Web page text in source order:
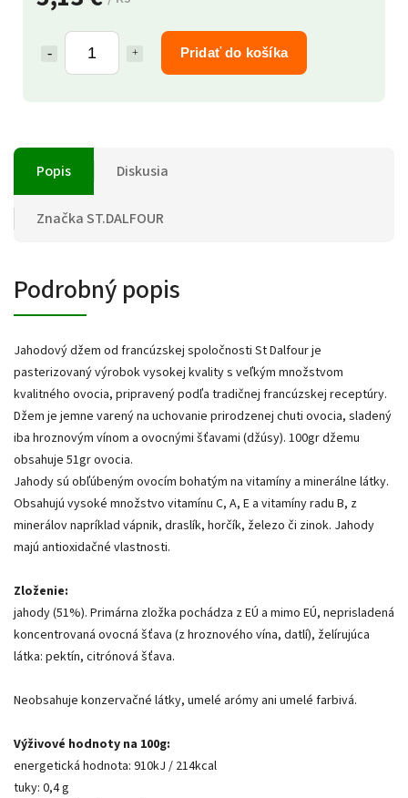
Pridať do košíka
Popis Diskusia
ZnačkaST.DALFOUR
Podrobný popis
Jahodový džem od francúzskej spoločnosti St Dalfour je
pasterizovaný výrobok vysokej kvality s veľkým množstvom
kvalitného ovocia, pripravený podľa tradičnej francúzskej receptúry.
Džem je jemne varený na uchovanie prirodzenej chuti ovocia, sladený
iba hroznovým vínom a ovocnými šťavami (džúsy). 100gr džemu
obsahuje 51gr ovocia.
Jahody sú obľúbeným ovocím bohatým na vitamíny a minerálne látky.
Obsahujú vysoké množstvo vitamínu C, A, E a vitamíny radu B, z
minerálov napríklad vápnik, draslík, horčík, železo či zinok. Jahody
majú antioxidačné vlastnosti.
Zloženie:
jahody (51%). Primárna zložka pochádza z EÚ a mimo EÚ, neprisladená
koncentrovaná ovocná šťava (z hroznového vína, datlí), želírujúca
látka: pektín, citrónová šťava.
Neobsahuje konzervačné látky, umelé arómy ani umelé farbivá.
Výživové hodnoty na 100g:
energetická hodnota: 910kJ / 214kcal
tuky: 0,4 g